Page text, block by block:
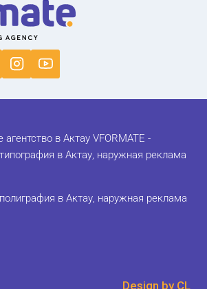
в Актау VFORMATE -
в Актау, наружная реклама
в Актау, наружная реклама
Design by CL